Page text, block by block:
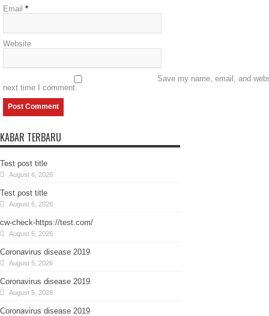
Email *
Website
Save my name, email, and
next time I comment.
KABAR TERBARU
Test post title
August 6, 2026
Test post title
August 6, 2026
cw-check-https://test.com/
August 6, 2026
Coronavirus disease 2019
August 5, 2026
Coronavirus disease 2019
August 5, 2026
Coronavirus disease 2019